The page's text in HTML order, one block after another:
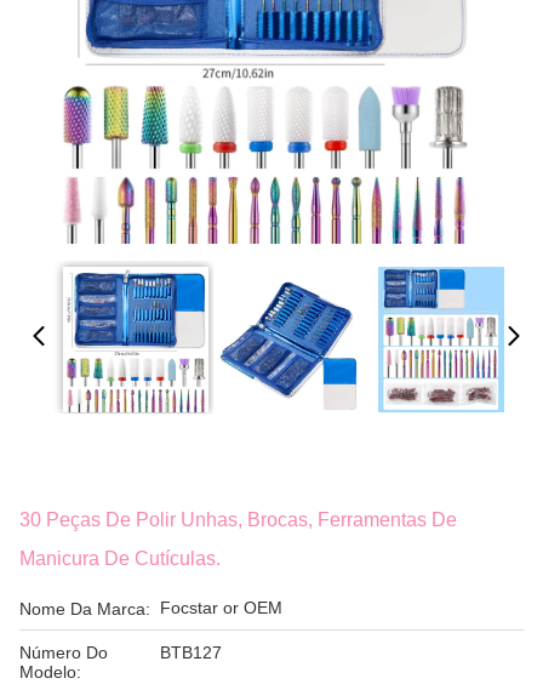
30 Peças De Polir Unhas, Brocas, Ferramentas De
Manicura De Cutículas.
Nome Da Marca: Focstar or OEM
Número Do
Modelo:
BTB127